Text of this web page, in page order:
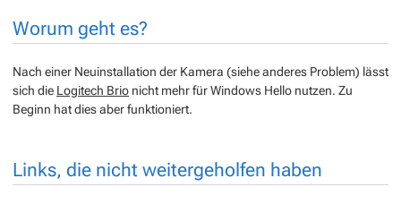
Worum geht es?
Nach einer Neuinstallation der Kamera (siehe anderes Problem) lässt
sich die Logitech Brio nicht mehr für Windows Hello nutzen. Zu
Beginn hat dies aber funktioniert.
Links, die nicht weitergeholfen haben